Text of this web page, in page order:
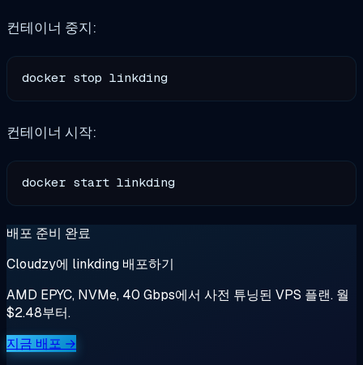
컨테이너 중지:
컨테이너 시작:
배포 준비 완료
Cloudzy에 linkding 배포하기
AMD EPYC, NVMe, 40 Gbps에서 사전 튜닝된 VPS 플랜. 월
$2.48부터.
지금 배포 →